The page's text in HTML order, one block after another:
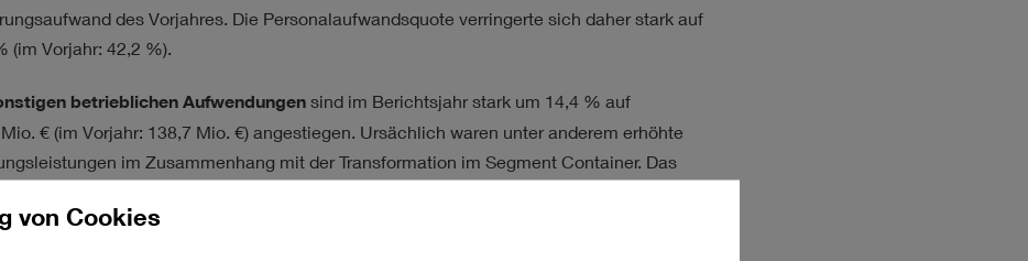
von Cookies
des Vorjahres. Die Personalaufwandsquote verringerte sich daher stark auf
(im Vorjahr: 42,2 %).
betrieblichen Aufwendungensind im Berichtsjahr stark um 14,4 % auf
€(im Vorjahr: 138,7 Mio. €) angestiegen. Ursächlich waren unter anderem erhöhte
im Zusammenhang mit der Transformation im Segment Container. Das